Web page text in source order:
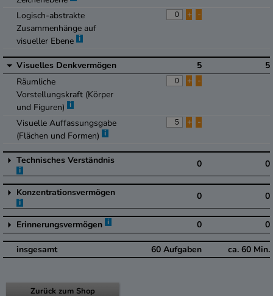
Logisch-abstrakte
Zusammenhänge auf
visueller Ebene i
+ -
Visuelles Denkvermögen 5
5
Räumliche
Vorstellungskraft (Körper
und Figuren) i
+ -
Visuelle Auffassungsgabe
(Flächen und Formen) i
+ -
Technisches Verständnis
i
0 0
Konzentrationsvermögen
i
0 0
Erinnerungsvermögen i 0 0
insgesamt 60 Aufgaben ca. 60 Min.
Zurück zum Shop